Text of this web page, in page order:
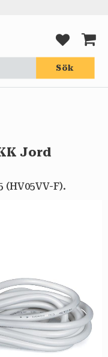
Sök
Jord
F).